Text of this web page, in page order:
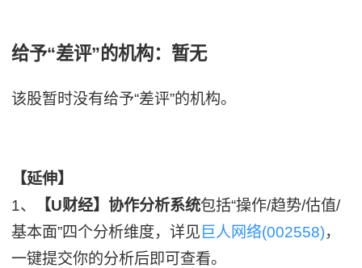
给予“差评”的机构：暂无
该股暂时没有给予“差评”的机构。
【延伸】
1、
【U财经】协作分析系统包括“操作/趋势/估值/
基本面”四个分析维度，详见 巨人网络(002558)，
一键提交你的分析后即可查看。